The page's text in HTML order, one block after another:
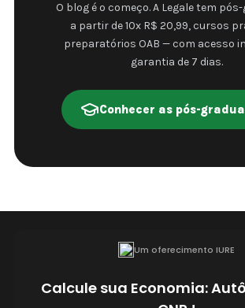
O blog é o começo. A Legale tem
a partir de 10x R$ 20,99, cursos
preparatórios OAB — com acesso
garantia de 7 dias.
Conhecer as pós-